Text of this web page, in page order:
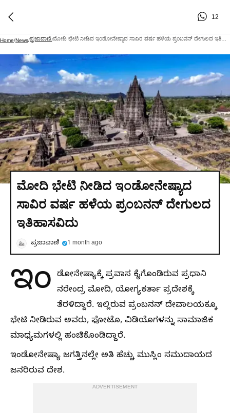
12
Home/News/ಪ್ರಜಾವಾಣಿ/
ಮೋದಿ ಭೇಟಿ ನೀಡಿದ ಇಂಡೋನೇಷ್ಯಾದ
ಸಾವಿರ ವರ್ಷ ಹಳೆಯ ಪ್ರಂಬನನ್ ದೇಗುಲದ
ಇತಿಹಾಸವಿದು
ಪ್ರಜಾವಾಣಿ 1 month ago
ಇಂ ಡೋನೇಷ್ಯಾಕ್ಕೆ ಪ್ರವಾಸ ಕೈಗೊಂಡಿರುವ ಪ್ರಧಾನಿ
ನರೇಂದ್ರ ಮೋದಿ, ಯೋಗ್ಯಕರ್ತಾ ಪ್ರದೇಶಕ್ಕೆ
ತೆರಳಿದ್ದಾರೆ. ಇಲ್ಲಿರುವ ಪ್ರಂಬನನ್ ದೇವಾಲಯಕ್ಕೂ
ಭೇಟಿ ನೀಡಿರುವ ಅವರು, ಫೋಟೊ, ವಿಡಿಯೊಗಳನ್ನು ಸಾಮಾಜಿಕ
ಮಾಧ್ಯಮಗಳಲ್ಲಿ ಹಂಚಿಕೊಂಡಿದ್ದಾರೆ.
ಇಂಡೋನೇಷ್ಯಾ ಜಗತ್ತಿನಲ್ಲೇ ಅತಿ ಹೆಚ್ಚು ಮುಸ್ಲಿಂ ಸಮುದಾಯದ
ಜನರಿರುವ ದೇಶ.
ADVERTISEMENT